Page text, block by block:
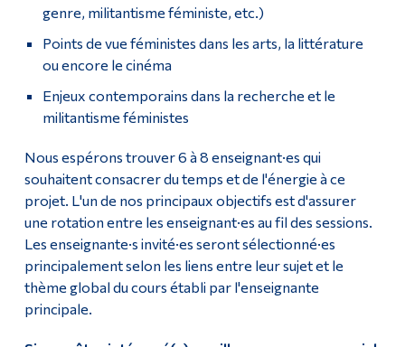
genre, militantisme féministe, etc.)
Points de vue féministes dans les arts, la littérature
ou encore le cinéma
Enjeux contemporains dans la recherche et le
militantisme féministes
Nous espérons trouver 6 à 8 enseignant·es qui
souhaitent consacrer du temps et de l'énergie à ce
projet. L'un de nos principaux objectifs est d'assurer
une rotation entre les enseignant·es au fil des sessions.
Les enseignante·s invité·es seront sélectionné·es
principalement selon les liens entre leur sujet et le
thème global du cours établi par l'enseignante
principale.